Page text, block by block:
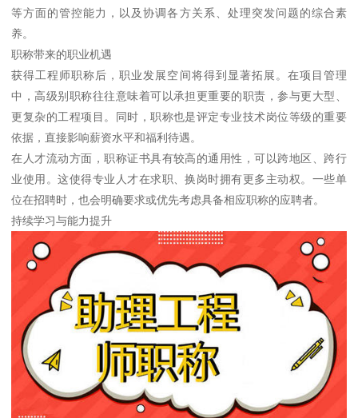
等方面的管控能力，以及协调各方关系、处理突发问题的综合素
养。
职称带来的职业机遇
获得工程师职称后，职业发展空间将得到显著拓展。在项目管理
中，高级别职称往往意味着可以承担更重要的职责，参与更大型、
更复杂的工程项目。同时，职称也是评定专业技术岗位等级的重要
依据，直接影响薪资水平和福利待遇。
在人才流动方面，职称证书具有较高的通用性，可以跨地区、跨行
业使用。这使得专业人才在求职、换岗时拥有更多主动权。一些单
位在招聘时，也会明确要求或优先考虑具备相应职称的应聘者。
持续学习与能力提升